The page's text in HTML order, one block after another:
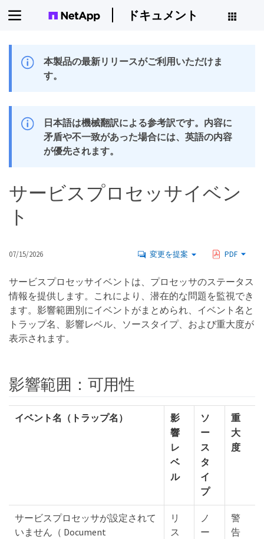
ドキュメント
本製品の最新リリースがご利用いただけま
す。
日本語は機械翻訳による参考訳です。内容に
矛盾や不一致があった場合には、英語の内容
が優先されます。
サービスプロセッサイベン
ト
07/15/2026 変更を提案 PDF
サービスプロセッサイベントは、プロセッサのステータス
情報を提供します。これにより、潜在的な問題を監視でき
ます。影響範囲別にイベントがまとめられ、イベント名と
トラップ名、影響レベル、ソースタイプ、および重大度が
表示されます。
影響範囲：可用性
イベント名（トラップ名）
影
響
レ
ベ
ル
ソ
ー
ス
タ
イ
プ
重
大
度
サービスプロセッサが設定されて
いません（ Document
リ
ス
ノ
ー
警
告